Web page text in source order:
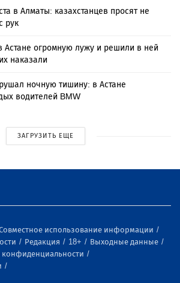
в Алматы: казахстанцев просят не
рук
огромную лужу и решили в ней
наказали
ночную тишину: в Астане
водителей BMW
ЗАГРУЗИТЬ ЕЩЕ
использование информации
Редакция 18+
Выходные данные
конфиденциальности